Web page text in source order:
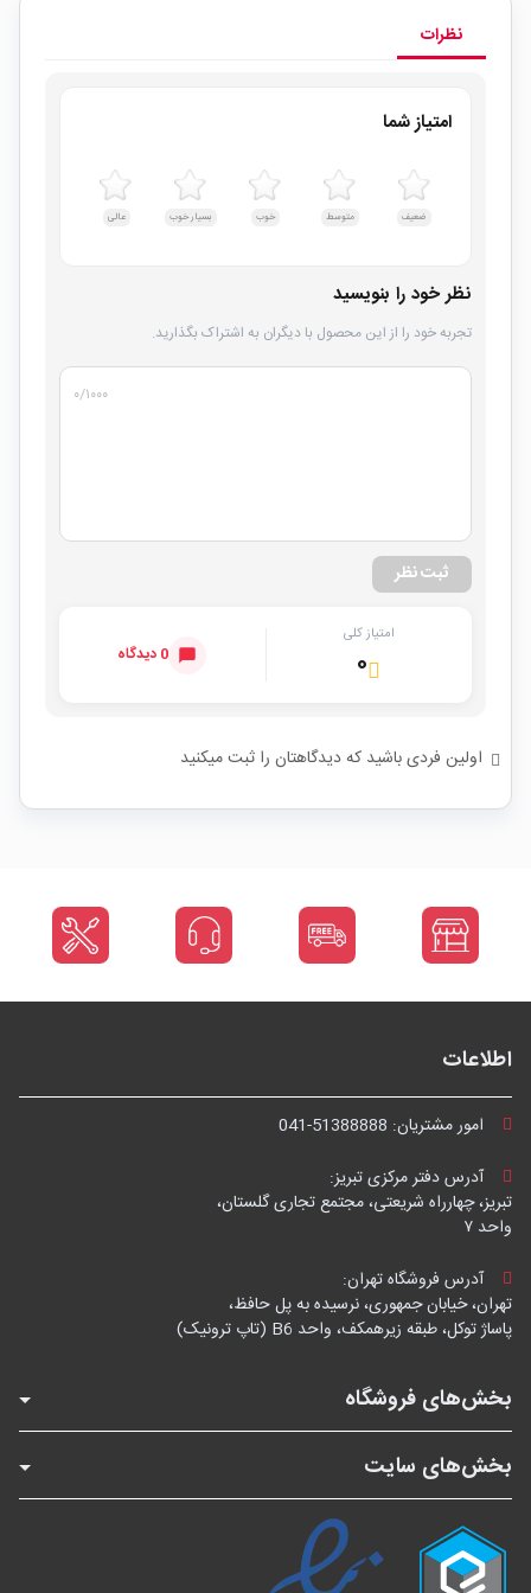
نظرات
امتیاز شما
ضعیف متوسط خوب بسیار خوب عالی
نظر خود را بنویسید
تجربه خود را از این محصول با دیگران به اشتراک بگذارید.
۰/۱۰۰۰
ثبت نظر
امتیاز کلی
۰ 0 دیدگاه
اولین فردی باشید که دیدگاهتان را ثبت میکنید
اطلاعات
امور مشتریان: 041-51388888
آدرس دفتر مرکزی تبریز:
تبریز، چهارراه شریعتی، مجتمع تجاری گلستان،
واحد ۷
آدرس فروشگاه تهران:
تهران، خیابان جمهوری، نرسیده به پل حافظ،
پاساژ توکل، طبقه زیرهمکف، واحد B6 (تاپ ترونیک)
بخش‌های فروشگاه
بخش‌های سایت